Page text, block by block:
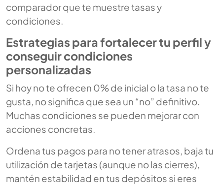
comparador que te muestre tasas y
condiciones.
Estrategias para fortalecer tu perfil y
conseguir condiciones
personalizadas
Si hoy no te ofrecen 0% de inicial o la tasa no te
gusta, no significa que sea un “no” definitivo.
Muchas condiciones se pueden mejorar con
acciones concretas.
Ordena tus pagos para no tener atrasos, baja tu
utilización de tarjetas (aunque no las cierres),
mantén estabilidad en tus depósitos si eres